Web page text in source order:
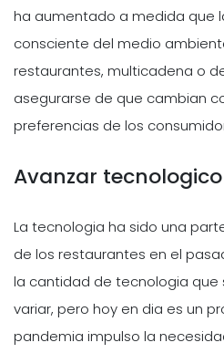
ha aumentado a medida que
consciente del medio
restaurantes, multicadena o
asegurarse de que cambian
preferencias de los
Avanzar
La tecnologia ha sido una
de los restaurantes en el
la cantidad de tecnologia
variar, pero hoy en dia es un
pandemia impulso la